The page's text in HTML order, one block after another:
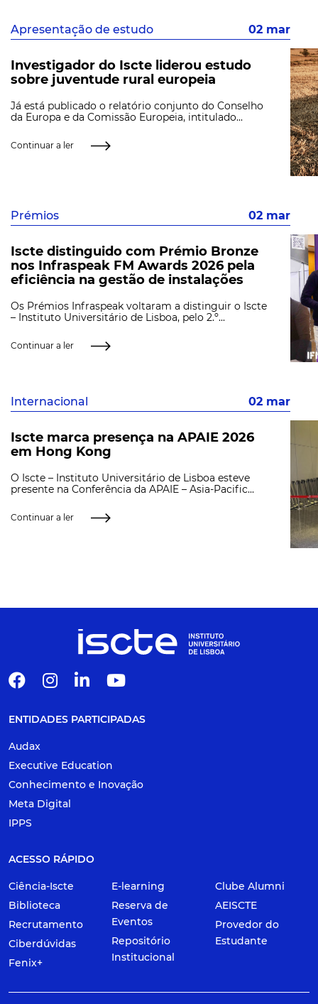
Apresentação de estudo 02 mar
Investigador do Iscte liderou estudo
sobre juventude rural europeia
Já está publicado o relatório conjunto do Conselho
da Europa e da Comissão Europeia, intitulado...
Continuar a ler
Prémios 02 mar
Iscte distinguido com Prémio Bronze
nos Infraspeak FM Awards 2026 pela
eficiência na gestão de instalações
Os Prémios Infraspeak voltaram a distinguir o Iscte
– Instituto Universitário de Lisboa, pelo 2.º...
Continuar a ler
Internacional 02 mar
Iscte marca presença na APAIE 2026
em Hong Kong
O Iscte – Instituto Universitário de Lisboa esteve
presente na Conferência da APAIE – Asia-Pacific...
Continuar a ler
ENTIDADES PARTICIPADAS
Audax
Executive Education
Conhecimento e Inovação
Meta Digital
IPPS
ACESSO RÁPIDO
Ciência-Iscte
Biblioteca
Recrutamento
Ciberdúvidas
Fenix+
E-learning
Reserva de
Eventos
Repositório
Institucional
Clube Alumni
AEISCTE
Provedor do
Estudante